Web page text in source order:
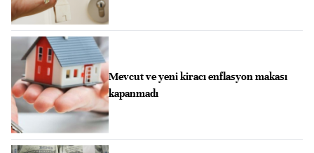
Mevcut ve yeni kiracı enflasyon makası
kapanmadı